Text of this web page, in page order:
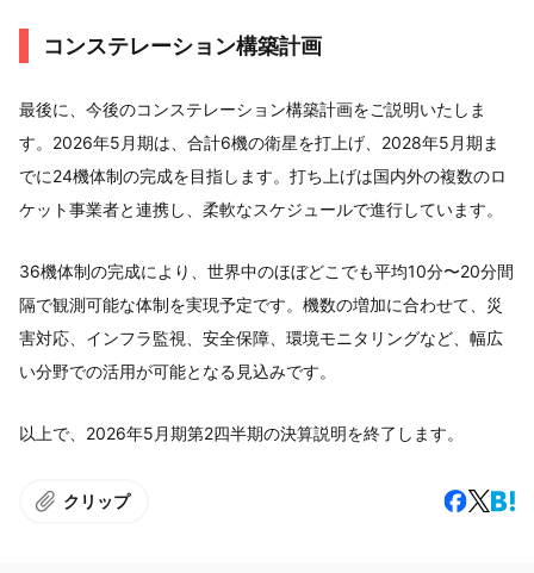
コンステレーション構築計画
最後に、今後のコンステレーション構築計画をご説明いたしま
す。2026年5月期は、合計6機の衛星を打上げ、2028年5月期ま
でに24機体制の完成を目指します。打ち上げは国内外の複数のロ
ケット事業者と連携し、柔軟なスケジュールで進行しています。
36機体制の完成により、世界中のほぼどこでも平均10分〜20分間
隔で観測可能な体制を実現予定です。機数の増加に合わせて、災
害対応、インフラ監視、安全保障、環境モニタリングなど、幅広
い分野での活用が可能となる見込みです。
以上で、2026年5月期第2四半期の決算説明を終了します。
クリップ